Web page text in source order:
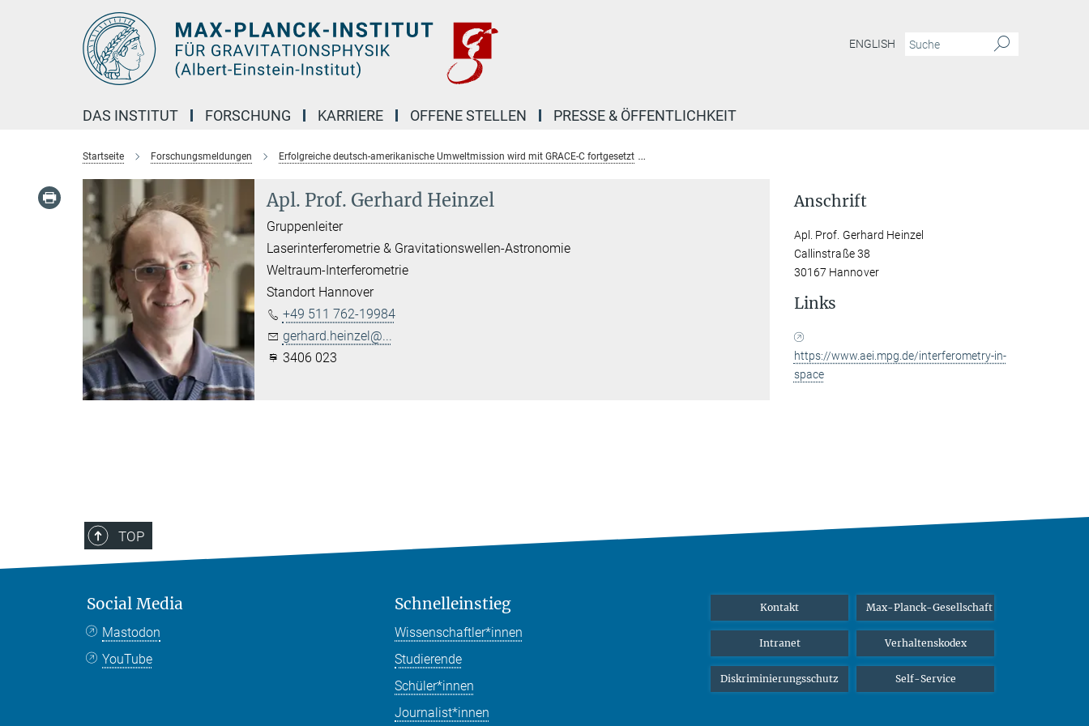
ENGLISH
DAS INSTITUT FORSCHUNG KARRIERE OFFENE STELLEN PRESSE & ÖFFENTLICHKEIT
Startseite Forschungsmeldungen Erfolgreiche deutsch-amerikanische Umweltmission wird mit GRACE-C fortgesetzt
Apl. Prof. Gerhard Heinzel
Gruppenleiter
Laserinterferometrie & Gravitationswellen-Astronomie
Weltraum-Interferometrie
Standort Hannover
+49 511 762-19984
gerhard.heinzel@...
3406 023
Anschrift
Apl. Prof. Gerhard Heinzel
Callinstraße 38
30167 Hannover
Links
https://www.aei.mpg.de/interferometry-in-
space
TOP
Social Media
Mastodon
YouTube
Schnelleinstieg
Wissenschaftler*innen
Studierende
Schüler*innen
Journalist*innen
Kontakt Max-Planck-Gesellschaft
Intranet Verhaltenskodex
Diskriminierungsschutz Self-Service